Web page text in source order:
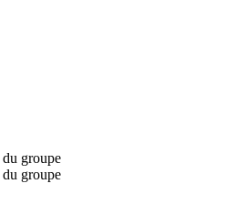
groupe
groupe